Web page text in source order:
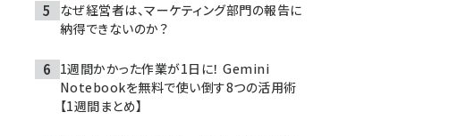
なぜ経営者は、マーケティング部門の報告に
納得できないのか？
1週間かかった作業が1日に！ Gemini
Notebookを無料で使い倒す8つの活用術
【1週間まとめ】